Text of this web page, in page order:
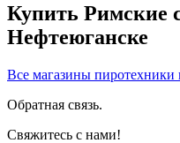
Купить Римские
Нефтеюганске
Все магазины пиротехники
Обратная связь.
Свяжитесь с нами!